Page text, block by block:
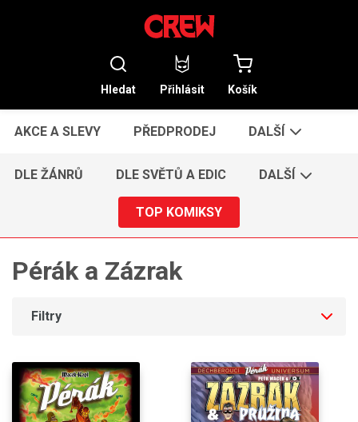
Hledat Přihlásit Košík
AKCE A SLEVY PŘEDPRODEJ DALŠÍ
DLE ŽÁNRŮ DLE SVĚTŮ A EDIC DALŠÍ
TOP KOMIKSY
Pérák a Zázrak
Filtry